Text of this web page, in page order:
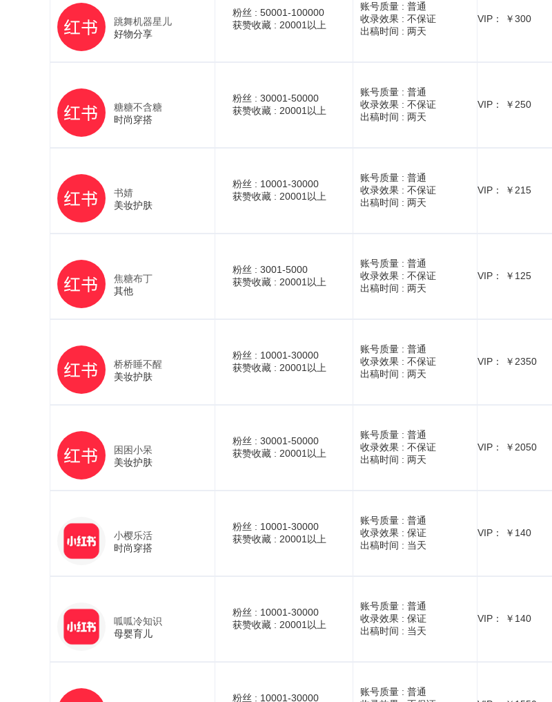
跳舞机器星儿
好物分享
粉丝 : 50001-100000
获赞收藏 : 20001以上
账号质量 : 普通
收录效果 : 不保证
出稿时间 : 两天
VIP： ￥300
糖糖不含糖
时尚穿搭
粉丝 : 30001-50000
获赞收藏 : 20001以上
账号质量 : 普通
收录效果 : 不保证
出稿时间 : 两天
VIP： ￥250
书婧
美妆护肤
粉丝 : 10001-30000
获赞收藏 : 20001以上
账号质量 : 普通
收录效果 : 不保证
出稿时间 : 两天
VIP： ￥215
焦糖布丁
其他
粉丝 : 3001-5000
获赞收藏 : 20001以上
账号质量 : 普通
收录效果 : 不保证
出稿时间 : 两天
VIP： ￥125
桥桥睡不醒
美妆护肤
粉丝 : 10001-30000
获赞收藏 : 20001以上
账号质量 : 普通
收录效果 : 不保证
出稿时间 : 两天
VIP： ￥2350
困困小呆
美妆护肤
粉丝 : 30001-50000
获赞收藏 : 20001以上
账号质量 : 普通
收录效果 : 不保证
出稿时间 : 两天
VIP： ￥2050
小樱乐活
时尚穿搭
粉丝 : 10001-30000
获赞收藏 : 20001以上
账号质量 : 普通
收录效果 : 保证
出稿时间 : 当天
VIP： ￥140
呱呱冷知识
母婴育儿
粉丝 : 10001-30000
获赞收藏 : 20001以上
账号质量 : 普通
收录效果 : 保证
出稿时间 : 当天
VIP： ￥140
粉丝 : 10001-30000
账号质量 : 普通